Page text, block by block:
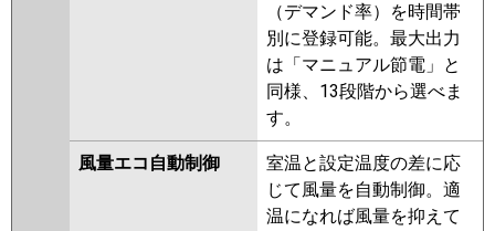
（デマンド率）を時間帯
別に登録可能。最大出力
は「マニュアル節電」と
同様、13段階から選べま
す。
風量エコ自動制御
室温と設定温度の差に応
じて風量を自動制御。適
温になれば風量を抑えて